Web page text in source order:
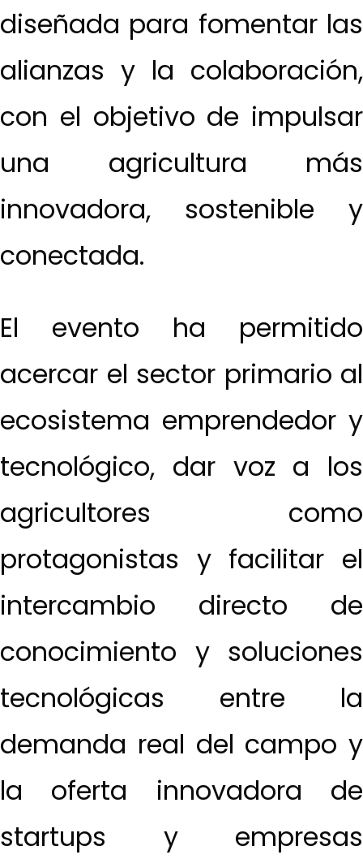
diseñada para fomentar las
alianzas y la colaboración,
con el objetivo de impulsar
una agricultura más
innovadora, sostenible y
conectada.
El evento ha permitido
acercar el sector primario al
ecosistema emprendedor y
tecnológico, dar voz a los
agricultores como
protagonistas y facilitar el
intercambio directo de
conocimiento y soluciones
tecnológicas entre la
demanda real del campo y
la oferta innovadora de
startups y empresas